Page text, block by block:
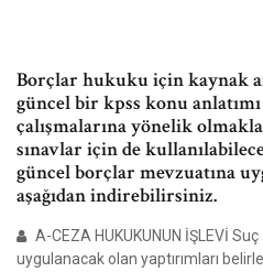
Borçlar hukuku için kaynak
güncel bir kpss konu
çalışmalarına yönelik
sınavlar için de
güncel borçlar mevzuatına
aşağıdan indirebilirsiniz.
A-CEZA HUKUKUNUN İŞLEVİ
uygulanacak olan yaptırımları